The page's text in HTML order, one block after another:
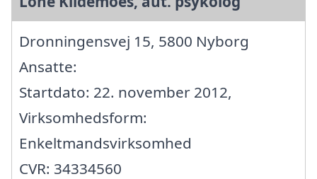
Dronningensvej 15, 5800 Nyborg
Ansatte:
Startdato: 22. november 2012,
Virksomhedsform:
Enkeltmandsvirksomhed
CVR: 34334560